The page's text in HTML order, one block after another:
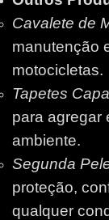
Cavalete de
manutenção
motocicletas.
Tapetes
para agregar
ambiente.
Segunda
proteção,
qualquer